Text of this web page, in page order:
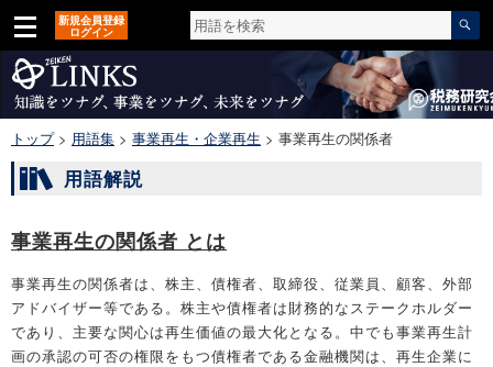
新規会員登録
ログイン
トップ> 用語集 > 事業再生・企業再生 > 事業再生の関係者
用語解説
事業再生の関係者 とは
事業再生の関係者は、株主、債権者、取締役、従業員、顧客、外部
アドバイザー等である。株主や債権者は財務的なステークホルダー
であり、主要な関心は再生価値の最大化となる。中でも事業再生計
画の承認の可否の権限をもつ債権者である金融機関は、再生企業に